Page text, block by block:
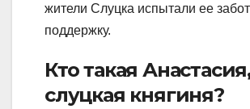
жители Слуцка испытали ее
поддержку.
Кто такая
слуцкая княгиня?